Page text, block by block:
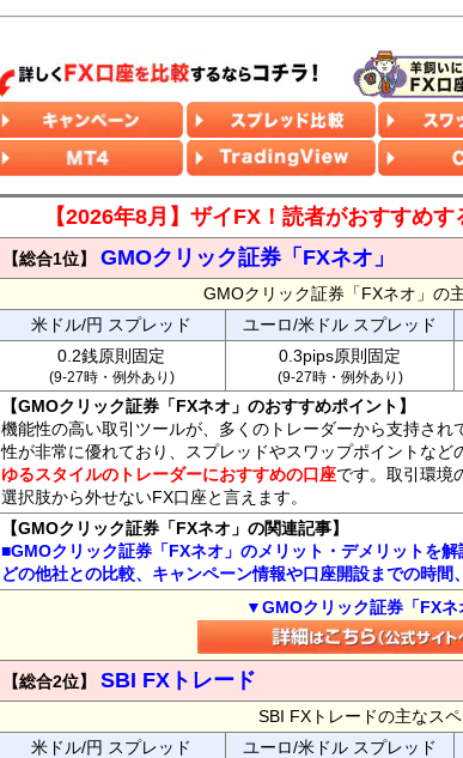
【2026年8月】ザイFX！読者がおすすめ
【総合1位】 GMOクリック証券「FXネオ」
GMOクリック証券「FXネオ」の
米ドル/円 スプレッド
ユーロ/米ドル スプレッド
0.2銭原則固定
(9-27時・例外あり)
0.3pips原則固定
(9-27時・例外あり)
【GMOクリック証券「FXネオ」のおすすめポイント】
機能性の高い取引ツールが、多くのトレーダーから支持さ
性が非常に優れており、スプレッドやスワップポイントなど
ゆるスタイルのトレーダーにおすすめの口座です。取引環境
選択肢から外せないFX口座と言えます。
【GMOクリック証券「FXネオ」の関連記事】
■GMOクリック証券「FXネオ」のメリット・デメリットを
どの他社との比較、キャンペーン情報や口座開設までの時間
▼GMOクリック証券「FX
【総合2位】 SBI FXトレード
SBI FXトレードの主なス
米ドル/円 スプレッド
ユーロ/米ドル スプレッド